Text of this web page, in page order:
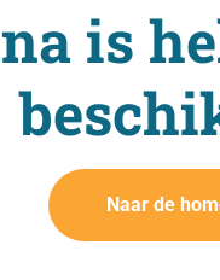
is
Naar de